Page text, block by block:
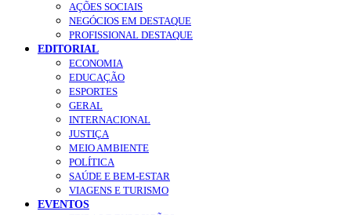
AÇÕES SOCIAIS
NEGÓCIOS EM DESTAQUE
PROFISSIONAL DESTAQUE
EDITORIAL
ECONOMIA
EDUCAÇÃO
ESPORTES
GERAL
INTERNACIONAL
JUSTIÇA
MEIO AMBIENTE
POLÍTICA
SAÚDE E BEM-ESTAR
VIAGENS E TURISMO
EVENTOS